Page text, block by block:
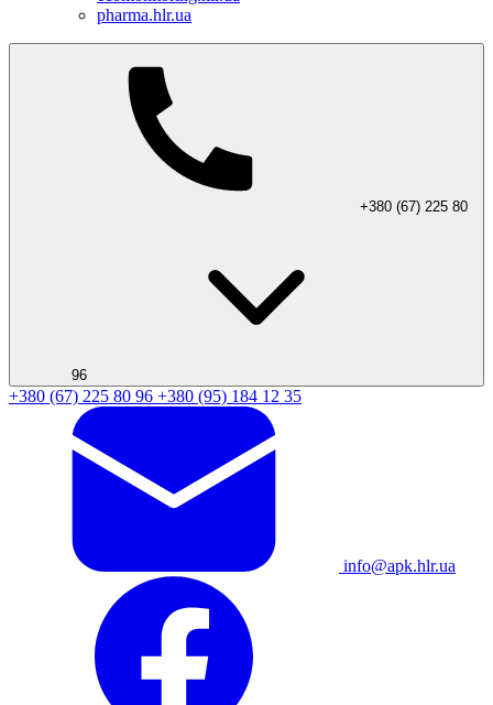
pharma.hlr.ua
+380 (67) 225 80
96
+380 (67) 225 80 96 +380 (95) 184 12 35
info@apk.hlr.ua